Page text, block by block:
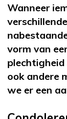
Wanneer
vorm van
plechtigheid
ook andere
we er een